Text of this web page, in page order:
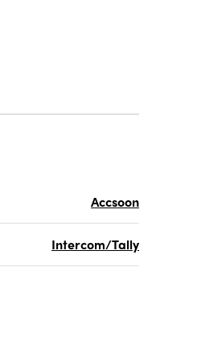
Accsoon
Intercom/Tally